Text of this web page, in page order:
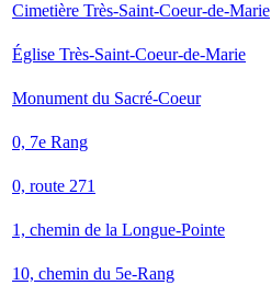
Cimetière Très-Saint-Coeur-de-Marie
Église Très-Saint-Coeur-de-Marie
Monument du Sacré-Coeur
0, 7e Rang
0, route 271
1, chemin de la Longue-Pointe
10, chemin du 5e-Rang